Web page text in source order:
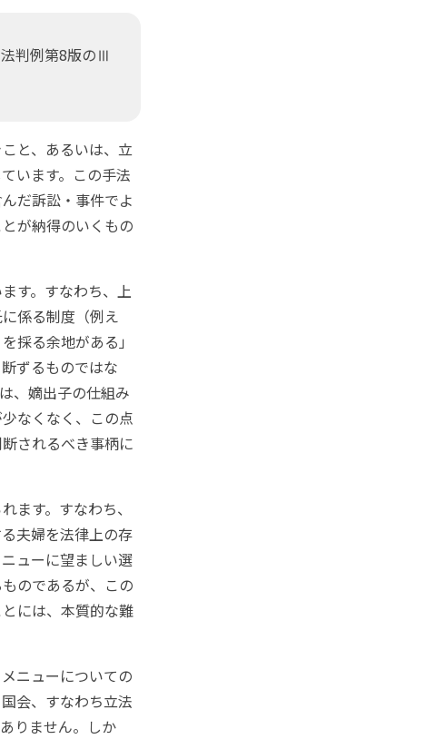
判例第8版のⅢ
と、あるいは、立
います。この手法
だ訴訟・事件でよ
が納得のいくもの
す。すなわち、上
係る制度（例え
採る余地がある」
ずるものではな
、嫡出子の仕組み
なくなく、この点
されるべき事柄に
ます。すなわち、
夫婦を法律上の存
ューに望ましい選
のであるが、この
には、本質的な難
ニューについての
会、すなわち立法
りません。しか